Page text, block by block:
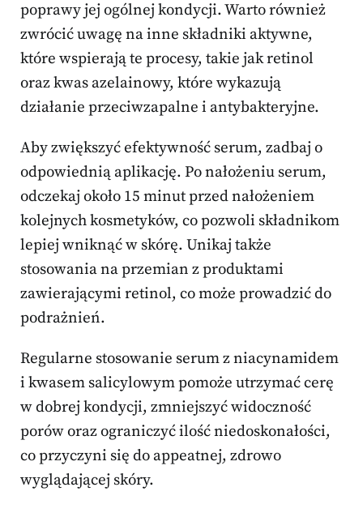
poprawy jej ogólnej kondycji. Warto również
zwrócić uwagę na inne składniki aktywne,
które wspierają te procesy, takie jak retinol
oraz kwas azelainowy, które wykazują
działanie przeciwzapalne i antybakteryjne.
Aby zwiększyć efektywność serum, zadbaj o
odpowiednią aplikację. Po nałożeniu serum,
odczekaj około 15 minut przed nałożeniem
kolejnych kosmetyków, co pozwoli składnikom
lepiej wniknąć w skórę. Unikaj także
stosowania na przemian z produktami
zawierającymi retinol, co może prowadzić do
podrażnień.
Regularne stosowanie serum z niacynamidem
i kwasem salicylowym pomoże utrzymać cerę
w dobrej kondycji, zmniejszyć widoczność
porów oraz ograniczyć ilość niedoskonałości,
co przyczyni się do appeatnej, zdrowo
wyglądającej skóry.